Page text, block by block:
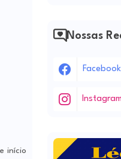
início
Nossas
Facebook
Instagram